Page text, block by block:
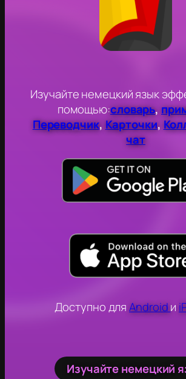
Изучайте немецкий язык
помощью:словарь,
Переводчик, Карточки,
чат
Доступно дляAndroidи
Изучайте немецкий